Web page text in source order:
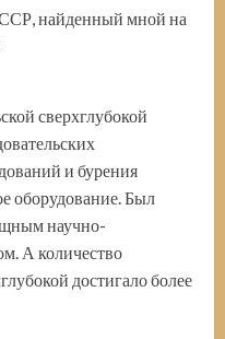
найденный мной на
сверхглубокой
и бурения
оборудование. Был
научно-
А количество
достигало более